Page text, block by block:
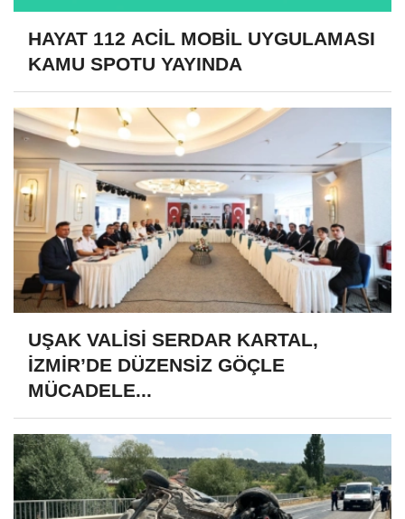
HAYAT 112 ACİL MOBİL UYGULAMASI
KAMU SPOTU YAYINDA
UŞAK VALİSİ SERDAR KARTAL,
İZMİR’DE DÜZENSİZ GÖÇLE
MÜCADELE...